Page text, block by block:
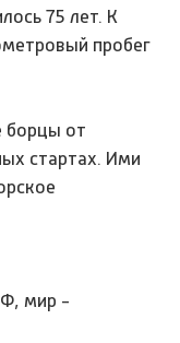
75 лет. К
пробег
борцы от
стартах. Ими
мир -